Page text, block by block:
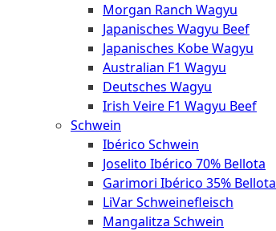
Morgan Ranch Wagyu
Japanisches Wagyu Beef
Japanisches Kobe Wagyu
Australian F1 Wagyu
Deutsches Wagyu
Irish Veire F1 Wagyu Beef
Schwein
Ibérico Schwein
Joselito Ibérico 70% Bellota
Garimori Ibérico 35% Bellota
LiVar Schweinefleisch
Mangalitza Schwein